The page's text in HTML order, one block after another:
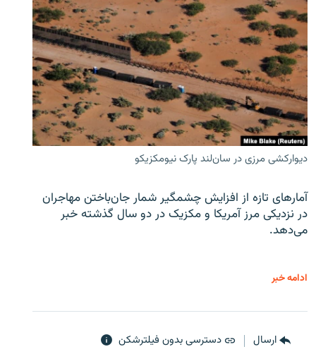
دیوارکشی مرزی در سان‌لند پارک نیومکزیکو
آمارهای تازه از افزایش چشمگیر شمار جان‌باختن مهاجران
در نزدیکی مرز آمریکا و مکزیک در دو سال گذشته خبر
می‌دهد.
ادامه خبر
ارسال دسترسی بدون فیلترشکن